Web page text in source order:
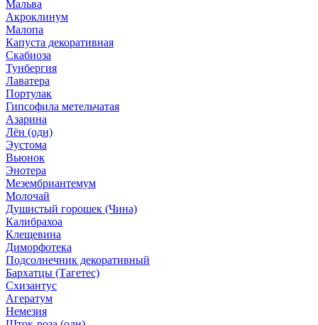
Мальва
Акроклинум
Малопа
Капуста декоративная
Скабиоза
Тунбергия
Лаватера
Портулак
Гипсофила метельчатая
Азарина
Лён (одн)
Эустома
Вьюнок
Энотера
Мезембриантемум
Молочай
Душистый горошек (Чина)
Калибрахоа
Клещевина
Диморфотека
Подсолнечник декоративный
Бархатцы (Тагетес)
Схизантус
Агератум
Немезия